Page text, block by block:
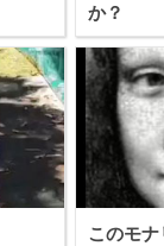
か？
このモ